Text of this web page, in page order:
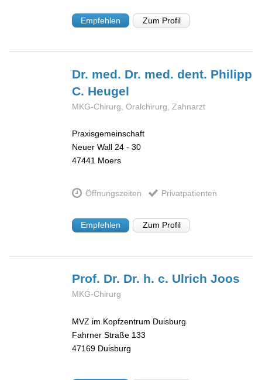
Empfehlen Zum Profil
Dr. med. Dr. med. dent. Philipp
C. Heugel
MKG-Chirurg, Oralchirurg, Zahnarzt
Praxisgemeinschaft
Neuer Wall 24 - 30
47441 Moers
Öffnungszeiten Privatpatienten
Empfehlen Zum Profil
Prof. Dr. Dr. h. c. UlrichJoos
MKG-Chirurg
MVZ im Kopfzentrum Duisburg
Fahrner Straße 133
47169 Duisburg